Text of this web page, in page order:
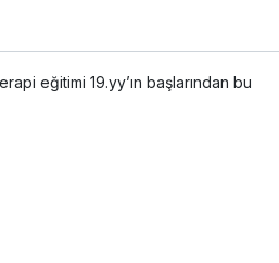
eğitimi 19.yy’ın başlarından bu